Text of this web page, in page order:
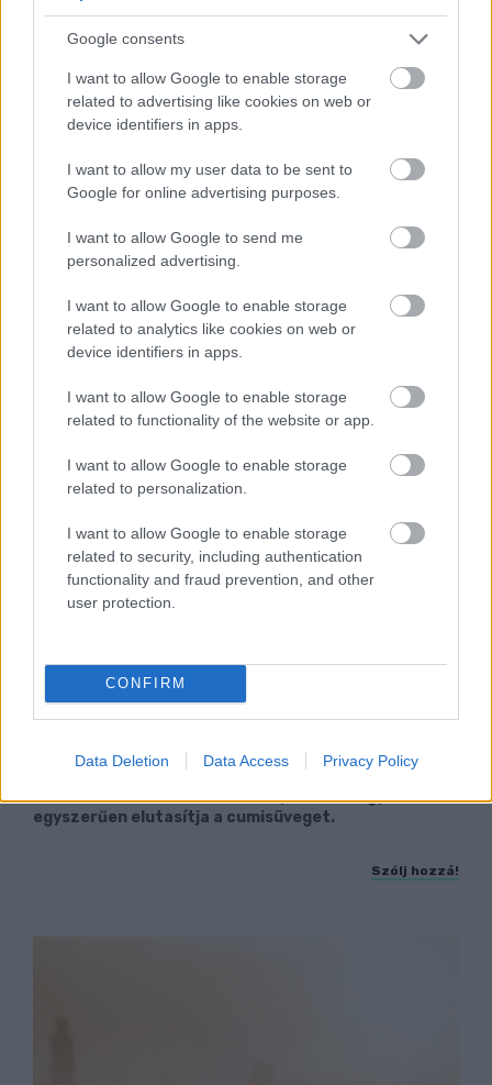
Google consents
I want to allow Google to enable storage
related to advertising like cookies on web or
device identifiers in apps.
I want to allow my user data to be sent to
Google for online advertising purposes.
I want to allow Google to send me
personalized advertising.
I want to allow Google to enable storage
related to analytics like cookies on web or
device identifiers in apps.
I want to allow Google to enable storage
related to functionality of the website or app.
I want to allow Google to enable storage
related to personalization.
I want to allow Google to enable storage
related to security, including authentication
functionality and fraud prevention, and other
user protection.
CONFIRM
Data Deletion Data Access Privacy Policy
GYŐR TOVÁBBRA IS TAKARÉKOSKODIK: NEM
LEGTÖBB SZÖKŐKÚT SEM INDUL ÚJRA
Pintér Bence polgármester szerint az enyhülés csak
fenntartják a víz- és energiahasználat
csökkentésére hozott városi intézkedéseket.
MIT LEHET TENNI, HA A BABA NEM FOGADJA EL
A CUMISÜVEGET?
Sok szülő találkozik azzal a helyzettel, hogy a baba
egyszerűen elutasítja a cumisüveget.
Szólj hozzá!